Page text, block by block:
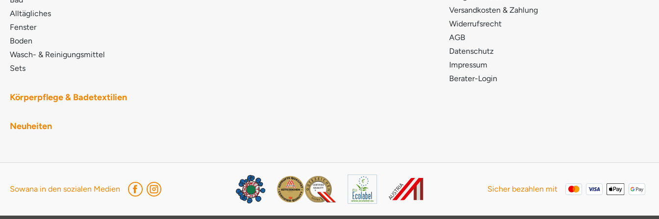
HYPOGAEA OIL HELIANTHUS ANNUUS
ACETATE ACETYL CEDRENE GERANYL ACETATE
POGOSTEMON CABLIN OIL
Alltägliches
Fenster
Boden
Wasch- & Reinigungsmittel
Sets
Körperpflege & Badetextilien
Neuheiten
Versandkosten & Zahlung
Widerrufsrecht
AGB
Datenschutz
Impressum
Berater-Login
Sowana in den sozialen Medien Sicher bezahlen mit